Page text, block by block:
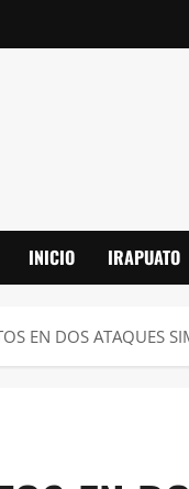
INICIO IRAPUATO
EN DOS ATAQUES